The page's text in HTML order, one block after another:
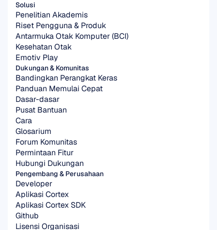
Solusi
Penelitian Akademis
Riset Pengguna & Produk
Antarmuka Otak Komputer (BCI)
Kesehatan Otak
Emotiv Play
Dukungan & Komunitas
Bandingkan Perangkat Keras
Panduan Memulai Cepat
Dasar-dasar
Pusat Bantuan
Cara
Glosarium
Forum Komunitas
Permintaan Fitur
Hubungi Dukungan
Pengembang & Perusahaan
Developer
Aplikasi Cortex
Aplikasi Cortex SDK
Github
Lisensi Organisasi